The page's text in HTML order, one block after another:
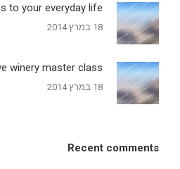
to your everyday life
18 במרץ 2014
winery master class
18 במרץ 2014
Recent comments